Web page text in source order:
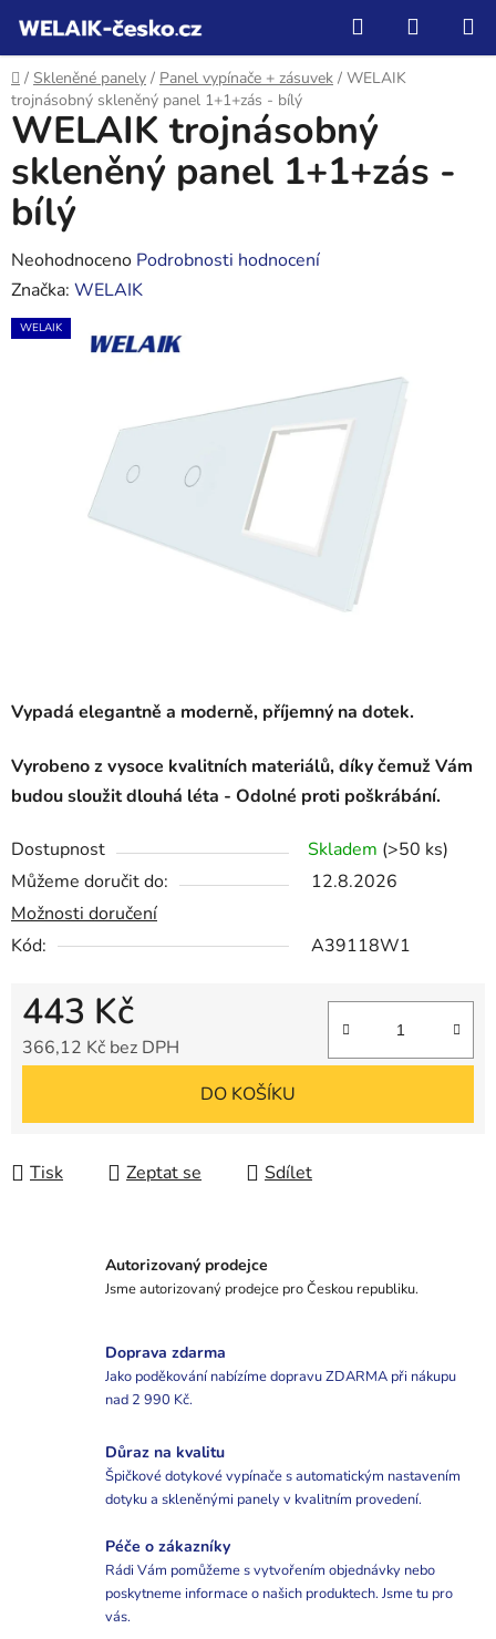
obsah
Hledat
KOŠÍK
Domů
/ Skleněné panely / Panel vypínače + zásuvek / WELAIK
trojnásobný skleněný panel 1+1+zás - bílý
Vypadá elegantně a moderně, příjemný na dotek.
Vyrobeno z vysoce kvalitních materiálů, díky čemuž Vám
budou sloužit dlouhá léta - Odolné proti poškrábání.
Dostupnost Skladem (>50 ks)
Můžeme doručit do:
12.8.2026
Možnosti doručení
Kód:
A39118W1
443 Kč
366,12 Kč bez DPH
DO KOŠÍKU
Tisk Zeptat se Sdílet
WELAIK trojnásobný
skleněný panel 1+1+zás -
bílý
Průměrné
hodnocení
produktu
Neohodnoceno Podrobnosti hodnocení
Značka: WELAIK
WELAIK
Autorizovaný prodejce
Jsme autorizovaný prodejce pro Českou republiku.
Doprava zdarma
Jako poděkování nabízíme dopravu ZDARMA při nákupu
nad 2 990 Kč.
Důraz na kvalitu
Špičkové dotykové vypínače s automatickým nastavením
dotyku a skleněnými panely v kvalitním provedení.
Péče o zákazníky
Rádi Vám pomůžeme s vytvořením objednávky nebo
poskytneme informace o našich produktech. Jsme tu pro
vás.